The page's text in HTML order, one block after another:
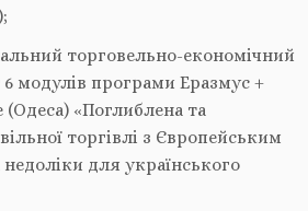
торговельно-економічний
модулів програми Еразмус +
«Поглиблена та
торгівлі з Європейським
для українського